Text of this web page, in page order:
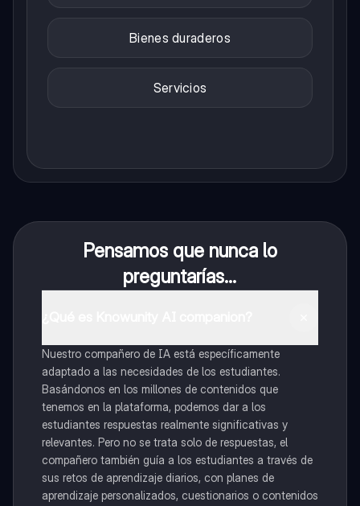
Bienes duraderos
Servicios
Pensamos que nunca lo
preguntarías...
Nuestro compañero de IA está específicamente
adaptado a las necesidades de los estudiantes.
Basándonos en los millones de contenidos que
tenemos en la plataforma, podemos dar a los
estudiantes respuestas realmente significativas y
relevantes. Pero no se trata solo de respuestas, el
compañero también guía a los estudiantes a través de
sus retos de aprendizaje diarios, con planes de
aprendizaje personalizados, cuestionarios o contenidos